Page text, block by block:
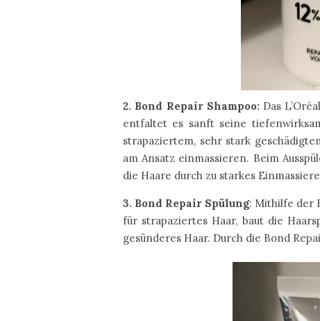
2. Bond Repair Shampoo: Das
entfaltet es sanft seine
strapaziertem, sehr stark
am Ansatz einmassieren. Beim
die Haare durch zu starkes
3. Bond Repair Spülung: Mithilfe der
für strapaziertes Haar, baut die
gesünderes Haar. Durch die Bond